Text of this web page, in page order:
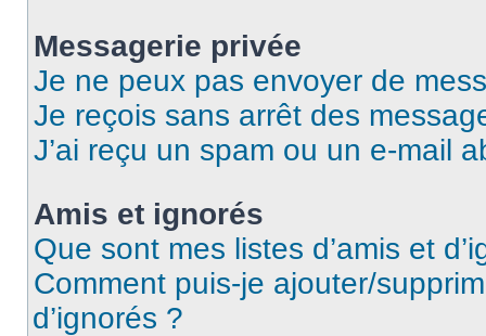
Messagerie privée
Je ne peux pas envoyer de
Je reçois sans arrêt des
J’ai reçu un spam ou un e-mail
Amis et ignorés
Que sont mes listes d’amis et
Comment puis-je ajouter/
d’ignorés ?